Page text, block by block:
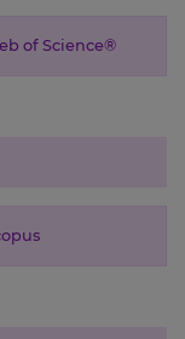
of Science®